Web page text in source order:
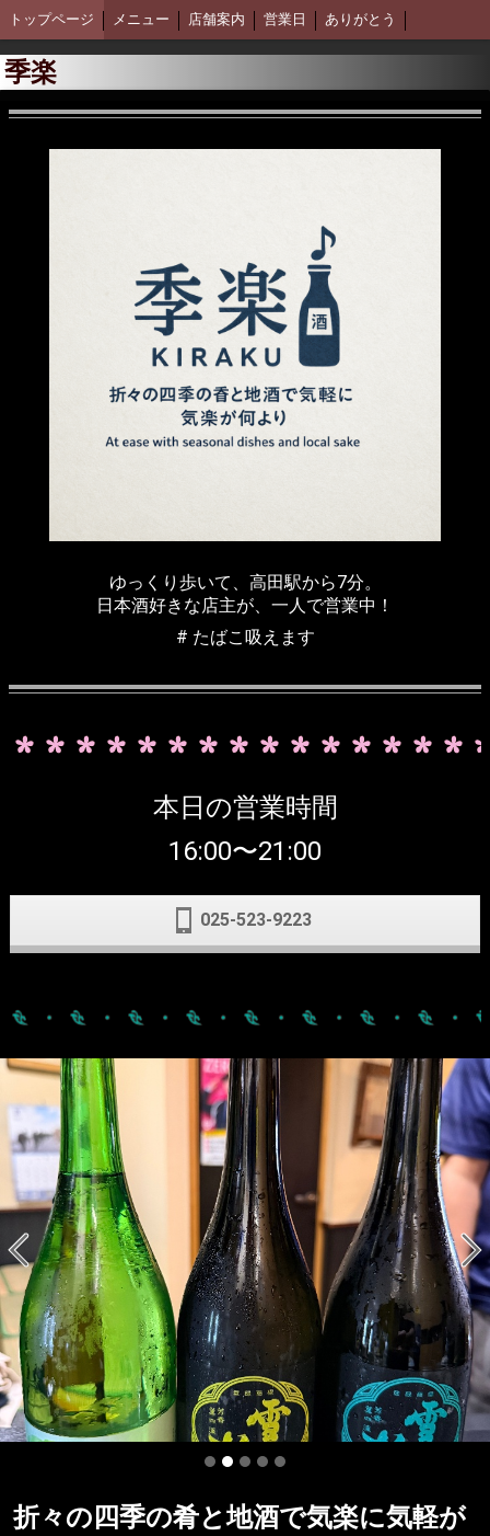
トップページ メニュー 店舗案内 営業日 ありがとう
季楽
ゆっくり歩いて、高田駅から7分。
日本酒好きな店主が、一人で営業中！
# たばこ吸えます
本日の営業時間
16:00〜21:00
025-523-9223
折々の四季の肴と地酒で気楽に気軽が